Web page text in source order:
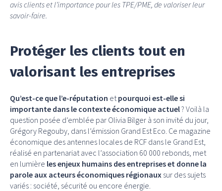
avis clients et l’importance pour les TPE/PME, de valoriser leur
savoir-faire.
Protéger les clients tout en
valorisant les entreprises
Qu’est-ce que l’e-réputation et pourquoi est-elle si
importante dans le contexte économique actuel? Voilà la
question posée d’emblée par Olivia Bilger à son invité du jour,
Grégory Regouby, dans l’émission Grand Est Eco. Ce magazine
économique des antennes locales de RCF dans le Grand Est,
réalisé en partenariat avec l’association 60 000 rebonds, met
en lumière les enjeux humains des entreprises et donne la
parole aux acteurs économiques régionaux sur des sujets
variés : société, sécurité ou encore énergie.